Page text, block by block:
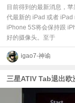
目前得到的最新消息，
代最新的 iPad 或者 iPad
iPhone 5S将会保持跟
好的摄像头。至于
igao7-神谕
三星ATIV Tab退出欧